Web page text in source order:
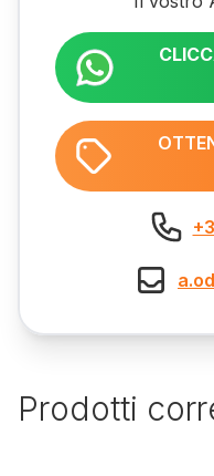
Prodotti